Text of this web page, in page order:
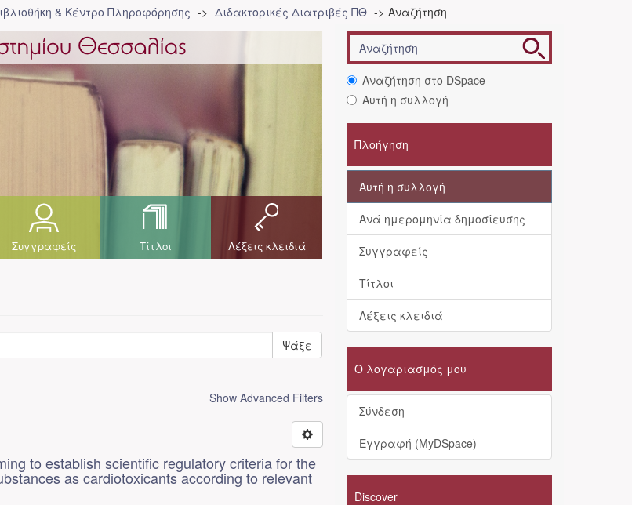
& Κέντρο Πληροφόρησης Διδακτορικές Διατριβές ΠΘ Αναζήτηση
Συγγραφείς Τίτλοι Λέξεις κλειδιά
Ψάξε
Show Advanced Filters
to establish scientific regulatory criteria for the
as cardiotoxicants according to relevant
Αναζήτηση στο DSpace
Αυτή η συλλογή
Πλοήγηση
Αυτή η συλλογή
Ανά ημερομηνία δημοσίευσης
Συγγραφείς
Τίτλοι
Λέξεις κλειδιά
Ο λογαριασμός μου
Σύνδεση
Εγγραφή (MyDSpace)
Discover